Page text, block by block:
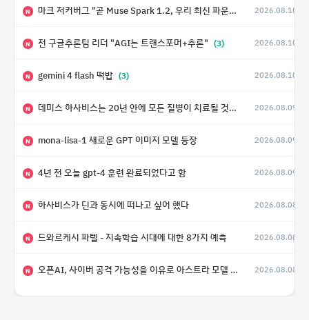
N 마크 저커버그 "곧 Muse Spark 1.2, 우리 최신 파운데이 모델의 가중치도 공개할 예정" 2026.08.10
N 전 구글추론팀 리더 "AGI는 트랜스포머+추론" (3) 2026.08.10
N gemini 4 flash 떡밥 (3) 2026.08.10
N 데미스 하사비스는 20년 안에 모든 질병이 치료될 것으로 예상한다. (4)
2026.08.09
N mona-lisa-1 새로운 GPT 이미지 모델 등장 2026.08.09
N 4년 전 오늘 gpt-4 훈련 완료되었다고 함 2026.08.09
N 하사비스가 딘과 동시에 떠나고 싶어 했다 2026.08.08
N 드와르케시 파텔 - 지속학습 시대에 대한 8가지 예측 2026.08.08
N 오픈AI, 사이버 공격 가능성을 이유로 아스트라 모델 출시 연기 2026.08.08